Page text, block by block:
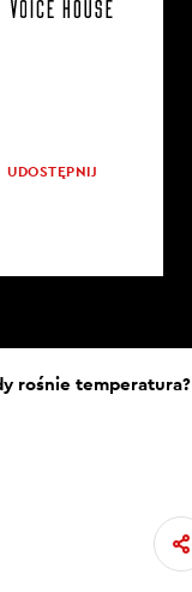
UDOSTĘPNIJ
rośnie temperatura?